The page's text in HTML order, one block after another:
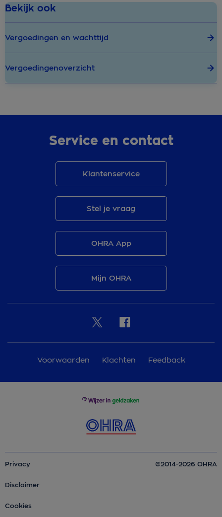
Bekijk ook
Vergoedingen en wachttijd
Vergoedingenoverzicht
Service en contact
Klantenservice
Stel je vraag
OHRA App
Mijn OHRA
Voorwaarden Klachten Feedback
Privacy
Disclaimer
Cookies
©2014-2026 OHRA